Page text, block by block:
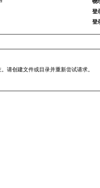
登
登
请创建文件或目录并重新尝试请求。